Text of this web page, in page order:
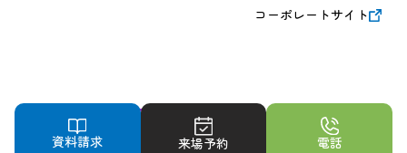
コーポレートサイト
オフィシャル
資料請求 来場予約 電話